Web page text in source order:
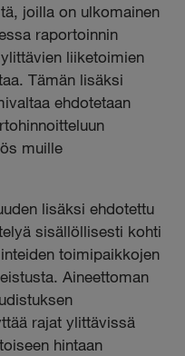
joilla on ulkomainen
raportoinnin
liiketoimien
Tämän lisäksi
ehdotetaan
muille
lisäksi ehdotettu
sisällöllisesti kohti
toimipaikkojen
Aineettoman
rajat ylittävissä
hintaan